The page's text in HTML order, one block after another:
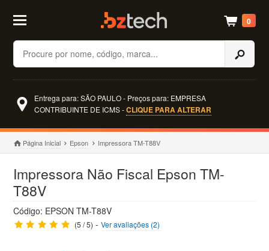
Buscar
0
Entrega para: SÃO PAULO - Preços para: EMPRESA
CONTRIBUINTE DE ICMS -CLIQUE PARA ALTERAR
Página Inicial Epson Impressora TM-T88V
Impressora Não Fiscal Epson TM-
T88V
Código: EPSON TM-T88V
(5 / 5) -Ver avaliações (2)